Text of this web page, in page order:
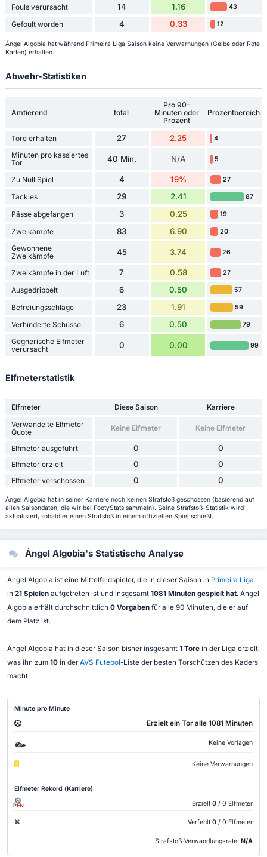
Fouls verursacht 14 1.16 43
Gefoult worden 4 0.33 12
Ángel Algobia hat während Primeira Liga Saison keine Verwarnungen (Gelbe oder Rote
Karten) erhalten.
Abwehr-Statistiken
Amtierend total
Pro 90-
Minuten oder
Prozent
Prozentbereich
Tore erhalten 27 2.25 4
Minuten pro kassiertes
Tor
40 Min. N/A 5
Zu Null Spiel 4 19% 27
Tackles 29 2.41 87
Pässe abgefangen 3 0.25 19
Zweikämpfe 83 6.90 20
Gewonnene
Zweikämpfe
45 3.74 26
Zweikämpfe in der Luft 7 0.58 27
Ausgedribbelt 6 0.50 57
Befreiungsschläge 23 1.91 59
Verhinderte Schüsse 6 0.50 79
Gegnerische Elfmeter
verursacht
0 0.00 99
Elfmeterstatistik
Elfmeter Diese Saison
Karriere
Verwandelte Elfmeter
Quote
Keine Elfmeter Keine Elfmeter
Elfmeter ausgeführt 0 0
Elfmeter erzielt 0 0
Elfmeter verschossen 0 0
Ángel Algobia hat in seiner Karriere noch keinen Strafstoß geschossen (basierend auf
allen Saisondaten, die wir bei FootyStats sammeln). Seine Strafstoß-Statistik wird
aktualisiert, sobald er einen Strafstoß in einem offiziellen Spiel schießt.
Ángel Algobia's Statistische Analyse
Ángel Algobia ist eine Mittelfeldspieler, die in dieser Saison in Primeira Liga
in 21 Spielenaufgetreten ist und insgesamt 1081 Minuten gespielt hat. Ángel
Algobia erhält durchschnittlich 0 Vorgabenfür alle 90 Minuten, die er auf
dem Platz ist.
Ángel Algobia hat in dieser Saison bisher insgesamt 1 Torein der Liga erzielt,
was ihn zum 10in der AVS Futebol-Liste der besten Torschützen des Kaders
macht.
Minute pro Minute
Erzielt ein Tor alle 1081 Minuten
Keine Vorlagen
Keine Verwarnungen
Elfmeter Rekord (Karriere)
PEN Erzielt 0 / 0 Elfmeter
Verfehlt 0 / 0 Elfmeter
Strafstoß-Verwandlungsrate: N/A